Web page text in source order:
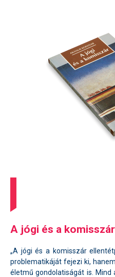
A jógi és a komisszár
„A jógi és a komisszár
problematikáját fejezi ki,
életmű gondolatiságát is. Mind